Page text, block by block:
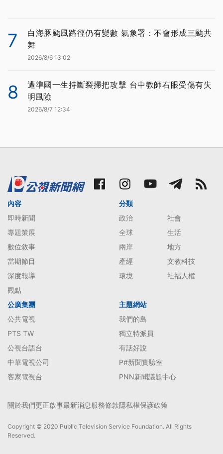
7
白海豚颱風路徑仍有變數 氣象署：不會形成三颱共
舞
2026/8/6 13:02
8
遭準國一生持斷裂掃把攻擊 台中教師右眼受傷有失
明風險
2026/8/7 12:34
內容
即時新聞
專題策展
數位敘事
當期節目
深度報導
觀點
分類
政治
社會
全球
生活
兩岸
地方
產經
文教科技
環境
社福人權
公廣集團
公共電視
PTS TW
公視台語台
中華電視公司
客家電視台
主題網站
我們的島
獨立特派員
有話好說
P#新聞實驗室
PNN新聞議題中心
關於我們更正啟事最新消息服務條款隱私權保護政策
Copyright © 2020 Public Television Service Foundation. All Rights
Reserved.